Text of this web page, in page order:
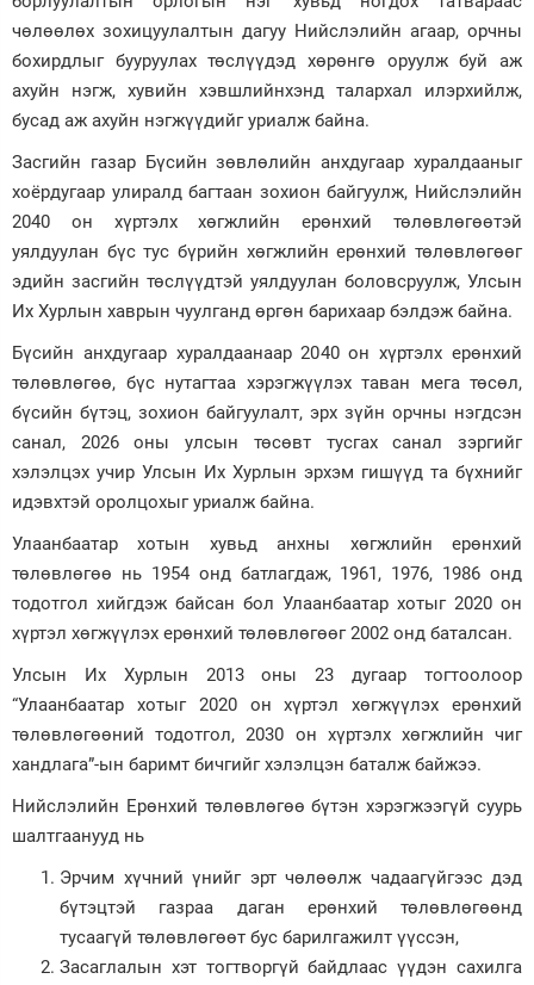
чөлөөлөх зохицуулалтын дагуу Нийслэлийн агаар, орчны
бохирдлыг бууруулах төслүүдэд хөрөнгө оруулж буй аж
ахуйн нэгж, хувийн хэвшлийнхэнд талархал илэрхийлж,
бусад аж ахуйн нэгжүүдийг уриалж байна.
Засгийн газар Бүсийн зөвлөлийн анхдугаар хуралдааныг
хоёрдугаар улиралд багтаан зохион байгуулж, Нийслэлийн
2040 он хүртэлх хөгжлийн ерөнхий төлөвлөгөөтэй
уялдуулан бүс тус бүрийн хөгжлийн ерөнхий төлөвлөгөөг
эдийн засгийн төслүүдтэй уялдуулан боловсруулж, Улсын
Их Хурлын хаврын чуулганд өргөн барихаар бэлдэж байна.
Бүсийн анхдугаар хуралдаанаар 2040 он хүртэлх ерөнхий
төлөвлөгөө, бүс нутагтаа хэрэгжүүлэх таван мега төсөл,
бүсийн бүтэц, зохион байгуулалт, эрх зүйн орчны нэгдсэн
санал, 2026 оны улсын төсөвт тусгах санал зэргийг
хэлэлцэх учир Улсын Их Хурлын эрхэм гишүүд та бүхнийг
идэвхтэй оролцохыг уриалж байна.
Улаанбаатар хотын хувьд анхны хөгжлийн ерөнхий
төлөвлөгөө нь 1954 онд батлагдаж, 1961, 1976, 1986 онд
тодотгол хийгдэж байсан бол Улаанбаатар хотыг 2020 он
хүртэл хөгжүүлэх ерөнхий төлөвлөгөөг 2002 онд баталсан.
Улсын Их Хурлын 2013 оны 23 дугаар тогтоолоор
“Улаанбаатар хотыг 2020 он хүртэл хөгжүүлэх ерөнхий
төлөвлөгөөний тодотгол, 2030 он хүртэлх хөгжлийн чиг
хандлага”-ын баримт бичгийг хэлэлцэн баталж байжээ.
Нийслэлийн Ерөнхий төлөвлөгөө бүтэн хэрэгжээгүй суурь
шалтгаанууд нь
Эрчим хүчний үнийг эрт чөлөөлж чадаагүйгээс дэд
бүтэцтэй газраа даган ерөнхий төлөвлөгөөнд
тусаагүй төлөвлөгөөт бус барилгажилт үүссэн,
Засаглалын хэт тогтворгүй байдлаас үүдэн сахилга